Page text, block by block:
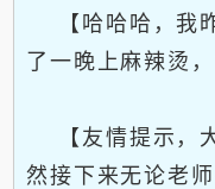
【哈哈哈，我
了一晚上麻辣烫
【友情提示，
然接下来无论老